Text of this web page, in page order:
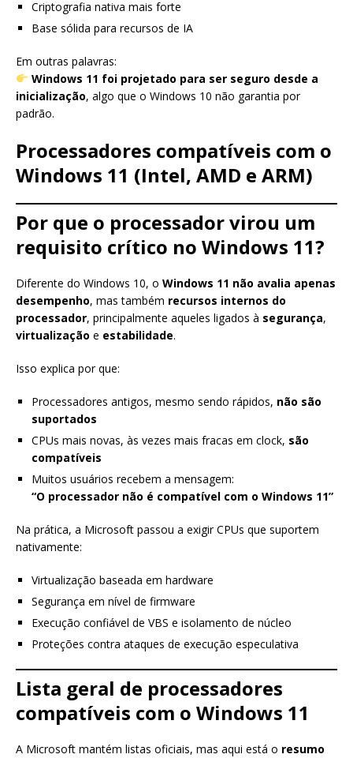
Criptografia nativa mais forte
Base sólida para recursos de IA
Em outras palavras:
Windows 11 foi projetado para ser seguro desde a
inicialização, algo que o Windows 10 não garantia por
padrão.
Processadores compatíveis com o
Windows 11 (Intel, AMD e ARM)
Por que o processador virou um
requisito crítico no Windows 11?
Diferente do Windows 10, o Windows 11 não avalia apenas
desempenho, mas também recursos internos do
processador, principalmente aqueles ligados à segurança,
virtualização e estabilidade.
Isso explica por que:
Processadores antigos, mesmo sendo rápidos, não são
suportados
CPUs mais novas, às vezes mais fracas em clock, são
compatíveis
Muitos usuários recebem a mensagem:
“O processador não é compatível com o Windows 11”
Na prática, a Microsoft passou a exigir CPUs que suportem
nativamente:
Virtualização baseada em hardware
Segurança em nível de firmware
Execução confiável de VBS e isolamento de núcleo
Proteções contra ataques de execução especulativa
Lista geral de processadores
compatíveis com o Windows 11
A Microsoft mantém listas oficiais, mas aqui está o resumo